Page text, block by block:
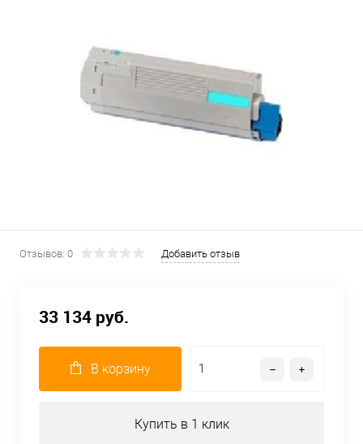
Отзывов: 0 Добавить отзыв
33 134 руб.
В корзину
Купить в 1 клик